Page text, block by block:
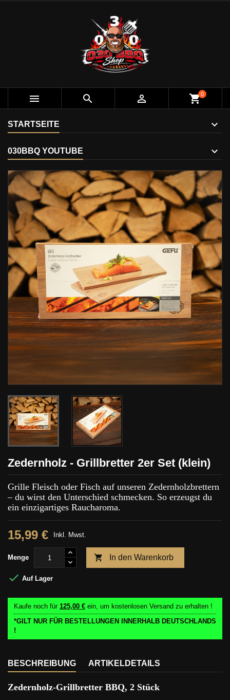
   shopping_cart0
STARTSEITE
030BBQ YOUTUBE
Zedernholz - Grillbretter 2er Set (klein)
Grille Fleisch oder Fisch auf unseren Zedernholzbrettern
– du wirst den Unterschied schmecken. So erzeugst du
ein einzigartiges Raucharoma.
15,99 € Inkl. Mwst.
Menge  In den Warenkorb
 Auf Lager
Kaufe noch für 125,00 € ein, um kostenlosen Versand zu erhalten !
*GILT NUR FÜR BESTELLUNGEN INNERHALB DEUTSCHLANDS
!
BESCHREIBUNG ARTIKELDETAILS
Zedernholz-Grillbretter BBQ, 2 Stück